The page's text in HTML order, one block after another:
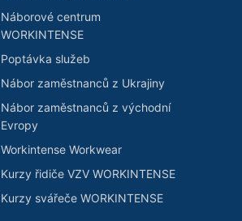
Náborové centrum
WORKINTENSE
Poptávka služeb
Nábor zaměstnanců z Ukrajiny
Nábor zaměstnanců z východní
Evropy
Workintense Workwear
Kurzy řidiče VZV WORKINTENSE
Kurzy svářeče WORKINTENSE